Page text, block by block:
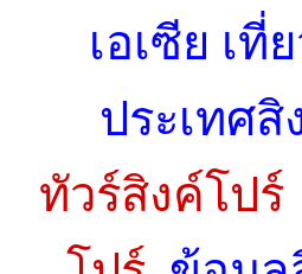
เอเซีย เที่
ประเทศสิ
ทัวร์สิงค์โปร์